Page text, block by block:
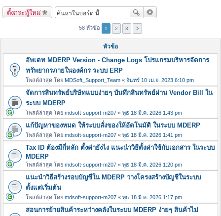
g
n
ตั้งกระทู้ใหม่
58 หัวข้อ 1 2 3
หัวข้อ
อัพเดท MDERP Version - Change Logs โปรแกรมบริหารจัดการ
ทรัพยากรภายในองค์กร ระบบ ERP
โพสต์ล่าสุด โดย MDSoft_Support_Team « จันทร์ 10 เม.ย. 2023 6:10 pm
จัดการสินทรัพย์บริษัทแบบง่ายๆ บันทึกสินทรัพย์ผ่าน Vendor Bill ใน
ระบบ MDERP
โพสต์ล่าสุด โดย mdsoft-support-m207 « พุธ 18 มี.ค. 2026 1:43 pm
แก้ปัญหาของหมด ให้ระบบสั่งของให้อัตโนมัติ ในระบบ MDERP
โพสต์ล่าสุด โดย mdsoft-support-m207 « พุธ 18 มี.ค. 2026 1:41 pm
Tax ID ต้องมีกี่หลัก ตั้งค่ายังไง แนะนำวิธีตั้งค่าใช้กับเอกสาร ในระบบ
MDERP
โพสต์ล่าสุด โดย mdsoft-support-m207 « พุธ 18 มี.ค. 2026 1:20 pm
แนะนำวิธีสร้างรอบบัญชีใน MDERP วางโครงสร้างบัญชีในระบบ
ตั้งแต่เริ่มต้น
โพสต์ล่าสุด โดย mdsoft-support-m207 « พุธ 18 มี.ค. 2026 1:17 pm
สอนการย้ายสินค้าระหว่างคลังในระบบ MDERP ง่ายๆ สินค้าไม่